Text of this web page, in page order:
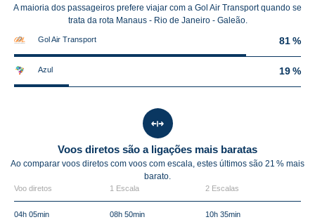
A maioria dos passageiros prefere viajar com a Gol Air Transport quando se
trata da rota Manaus - Rio de Janeiro - Galeão.
Gol Air Transport 81 %
Azul 19 %
Voos diretos são a ligações mais baratas
Ao comparar voos diretos com voos com escala, estes últimos são 21 % mais
barato.
Voo diretos 1 Escala 2 Escalas
04h 05min 08h 50min 10h 35min